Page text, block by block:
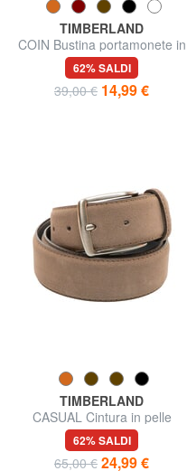
TIMBERLAND
COIN Bustina portamonete in
pelle
62% SALDI
39,00 € 14,99 €
TIMBERLAND
CASUAL Cintura in pelle
suede accorciabile
62% SALDI
65,00 € 24,99 €